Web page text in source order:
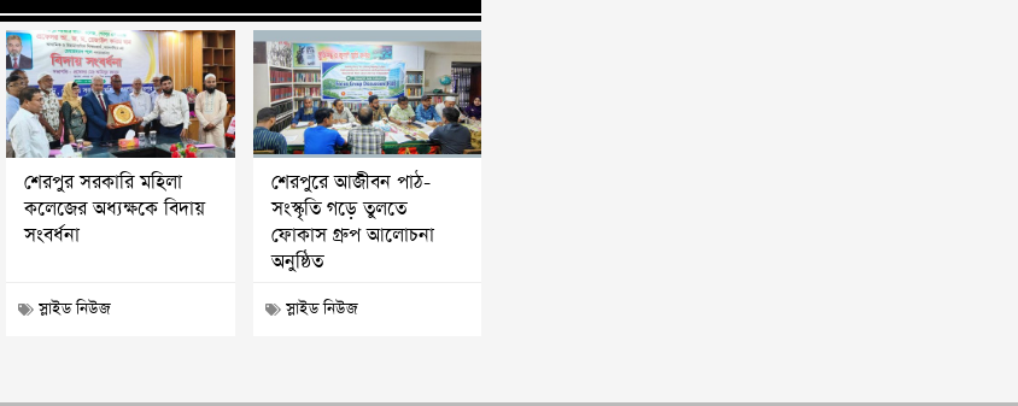
শেরপুর সরকারি মহিলা
কলেজের অধ্যক্ষকে বিদায়
সংবর্ধনা
স্লাইড নিউজ
শেরপুরে আজীবন পাঠ-
সংস্কৃতি গড়ে তুলতে
ফোকাস গ্রুপ আলোচনা
অনুষ্ঠিত
স্লাইড নিউজ